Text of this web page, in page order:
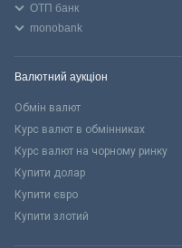
ОТП банк
monobank
Валютний аукціон
Обмін валют
Курс валют в обмінниках
Курс валют на чорному ринку
Купити долар
Купити євро
Купити злотий